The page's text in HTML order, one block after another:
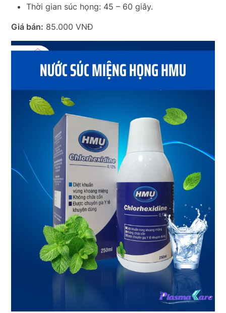
Thời gian súc họng: 45 – 60 giây.
Giá bán: 85.000 VNĐ